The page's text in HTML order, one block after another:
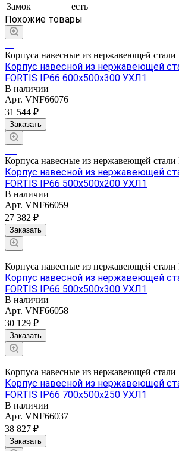
Замок
есть
Похожие товары
Корпуса навесные из нержавеющей стали
Корпус навесной из нержавеющей
FORTIS IP66 600х500х300 УХЛ1
В наличии
Арт. VNF66076
31 544 ₽
Заказать
Корпуса навесные из нержавеющей стали
Корпус навесной из нержавеющей
FORTIS IP66 500х500х200 УХЛ1
В наличии
Арт. VNF66059
27 382 ₽
Заказать
Корпуса навесные из нержавеющей стали
Корпус навесной из нержавеющей
FORTIS IP66 500х500х300 УХЛ1
В наличии
Арт. VNF66058
30 129 ₽
Заказать
Корпуса навесные из нержавеющей стали
Корпус навесной из нержавеющей
FORTIS IP66 700х500х250 УХЛ1
В наличии
Арт. VNF66037
38 827 ₽
Заказать